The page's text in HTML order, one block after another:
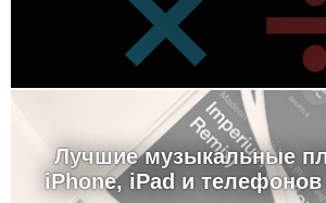
Лучшие музыкальные
iPhone, iPad и телефонов